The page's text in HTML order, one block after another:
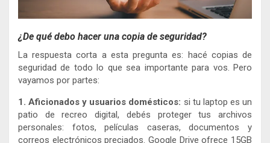
¿De qué debo hacer una copia de seguridad?
La respuesta corta a esta pregunta es: hacé copias de
seguridad de todo lo que sea importante para vos. Pero
vayamos por partes:
1. Aficionados y usuarios domésticos: si tu laptop es un
patio de recreo digital, debés proteger tus archivos
personales: fotos, películas caseras, documentos y
correos electrónicos preciados. Google Drive ofrece 15GB